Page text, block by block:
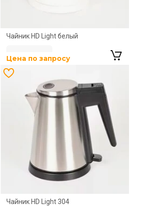
Новинка
Чайник HD Light белый
Цена по запросу
Новинка
Чайник HD Light 304